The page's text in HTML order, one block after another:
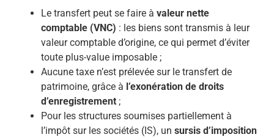
Le transfert peut se faire à valeur nette
comptable (VNC) : les biens sont transmis à leur
valeur comptable d’origine, ce qui permet d’éviter
toute plus-value imposable ;
Aucune taxe n’est prélevée sur le transfert de
patrimoine, grâce à l’exonération de droits
d’enregistrement;
Pour les structures soumises partiellement à
l’impôt sur les sociétés (IS), un sursis d’imposition